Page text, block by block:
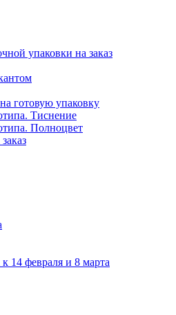
упаковки на заказ
готовую упаковку
Тиснение
Полноцвет
14 февраля и 8 марта